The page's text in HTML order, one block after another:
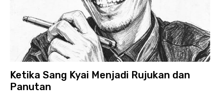
Ketika Sang Kyai Menjadi Rujukan dan
Panutan